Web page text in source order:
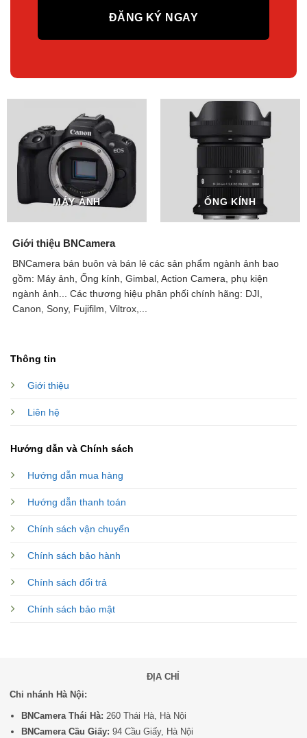
MÁY ẢNH ỐNG KÍNH
Giới thiệu BNCamera
BNCamera bán buôn và bán lẻ các sản phẩm ngành ảnh bao
gồm: Máy ảnh, Ống kính, Gimbal, Action Camera, phụ kiện
ngành ảnh... Các thương hiệu phân phối chính hãng: DJI,
Canon, Sony, Fujifilm, Viltrox,...
Thông tin
Giới thiệu
Liên hệ
Hướng dẫn và Chính sách
Hướng dẫn mua hàng
Hướng dẫn thanh toán
Chính sách vận chuyển
Chính sách bảo hành
Chính sách đổi trả
Chính sách bảo mật
ĐỊA CHỈ
Chi nhánh Hà Nội:
BNCamera Thái Hà: 260 Thái Hà, Hà Nội
BNCamera Cầu Giấy: 94 Cầu Giấy, Hà Nội